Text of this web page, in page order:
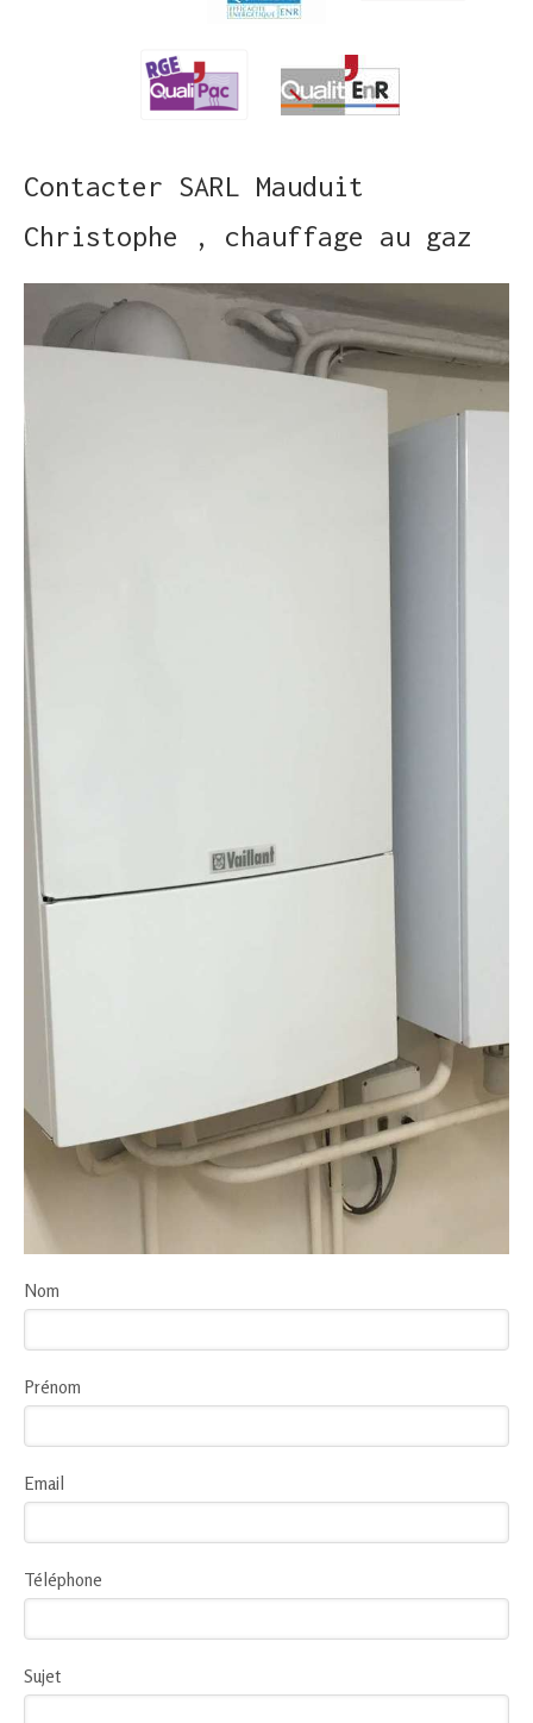
Contacter SARL Mauduit
Christophe , chauffage au gaz
Nom
Prénom
Email
Téléphone
Sujet